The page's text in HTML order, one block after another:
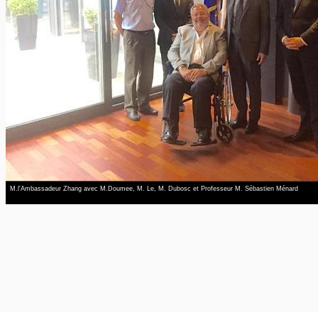
M.l'Ambassadeur Zhang avec M.Doumee, M. Le, M. Dubosc et Professeur M. Sébastien Ménard